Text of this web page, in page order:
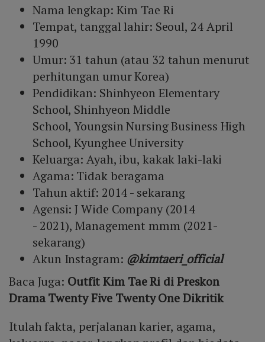
Nama lengkap: Kim Tae Ri
Tempat, tanggal lahir: Seoul, 24 April
1990
Umur: 31 tahun (atau 32 tahun menurut
perhitungan umur Korea)
Pendidikan: Shinhyeon Elementary
School, Shinhyeon Middle
School, Youngsin Nursing Business High
School, Kyunghee University
Keluarga: Ayah, ibu, kakak laki-laki
Agama: Tidak beragama
Tahun aktif: 2014 - sekarang
Agensi: J Wide Company (2014
- 2021), Management mmm (2021-
sekarang)
Akun Instagram: @kimtaeri_official
Baca Juga: Outfit Kim Tae Ri di Preskon
Drama Twenty Five Twenty One Dikritik
Itulah fakta, perjalanan karier, agama,